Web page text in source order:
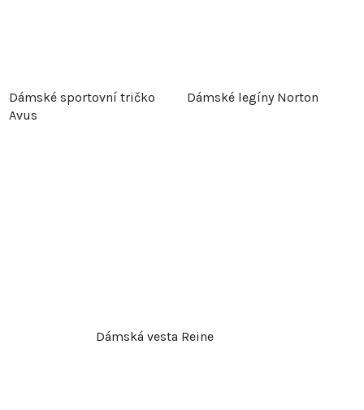
Dámské sportovní tričko
Avus
Dámské legíny Norton
Dámská vesta Reine